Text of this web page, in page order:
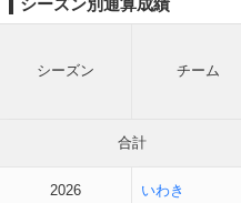
シーズン チーム
合計
2026 いわき